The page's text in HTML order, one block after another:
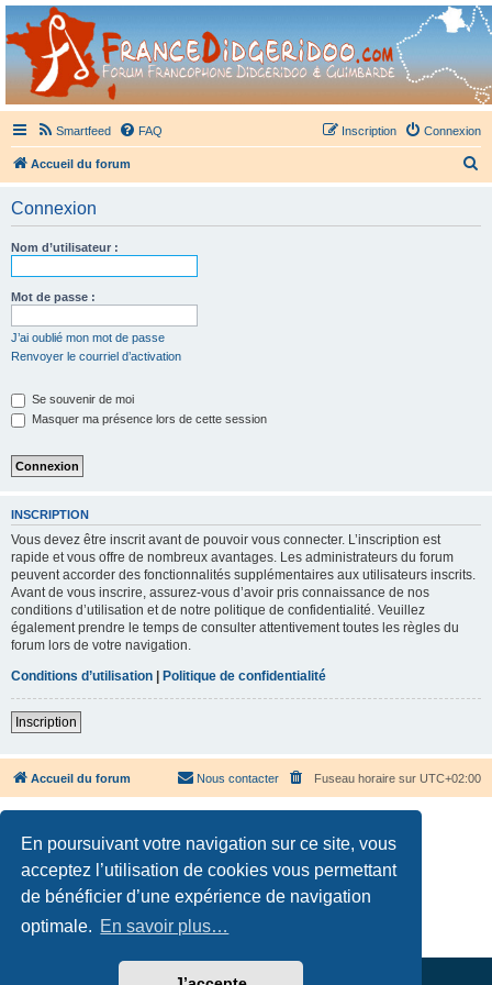
En poursuivant votre navigation sur ce site, vous
acceptez l’utilisation de cookies vous permettant
de bénéficier d’une expérience de navigation
optimale. En savoir plus…
France Didgeridoo
Didgeridoo et Guimbarde sur France Didgeridoo - retrouvez la communauté.
Smartfeed FAQ Connexion
Inscription
Accueil du forum
Connexion
Nom d’utilisateur :
Mot de passe :
J’ai oublié mon mot de passe
Renvoyer le courriel d’activation
Se souvenir de moi
Masquer ma présence lors de cette session
INSCRIPTION
Vous devez être inscrit avant de pouvoir vous connecter. L’inscription est
rapide et vous offre de nombreux avantages. Les administrateurs du forum
peuvent accorder des fonctionnalités supplémentaires aux utilisateurs inscrits.
Avant de vous inscrire, assurez-vous d’avoir pris connaissance de nos
conditions d’utilisation et de notre politique de confidentialité. Veuillez
également prendre le temps de consulter attentivement toutes les règles du
forum lors de votre navigation.
Conditions d’utilisation
Politique de confidentialité
Inscription
Accueil du forum Fuseau horaire sur UTC+02:00
Nous contacter
Développé parphpBB® Forum Software © phpBB Limited
Confidentialité